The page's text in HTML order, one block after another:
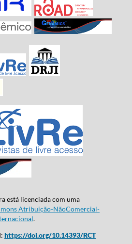
está licenciada com uma
Atribuição-NãoComercial-
.
https://doi.org/10.14393/RCT